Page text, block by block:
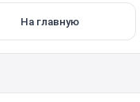
На главную